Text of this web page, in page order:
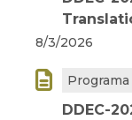
8/3/2026

DDEC-